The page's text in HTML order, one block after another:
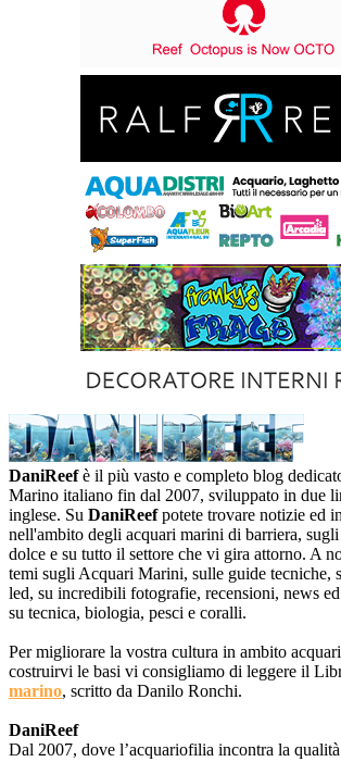
DaniReefè il più vasto e completo blog
Marino italiano fin dal 2007, sviluppato in due
inglese. Su DaniReefpotete trovare notizie ed
nell'ambito degli acquari marini di barriera,
dolce e su tutto il settore che vi gira attorno. A
temi sugli Acquari Marini, sulle guide tecniche,
led, su incredibili fotografie, recensioni, news
su tecnica, biologia, pesci e coralli.
Per migliorare la vostra cultura in ambito
costruirvi le basi vi consigliamo di leggere il
marino, scritto da Danilo Ronchi.
DaniReef
Dal 2007, dove l’acquariofilia incontra la qualità